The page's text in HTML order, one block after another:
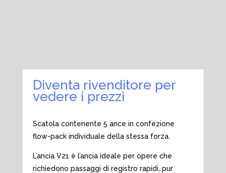
Diventa rivenditore per
vedere i prezzi
Scatola contenente 5 ance in confezione
flow-pack individuale della stessa forza.
L’ancia V21 è l’ancia ideale per opere che
richiedono passaggi di registro rapidi, pur